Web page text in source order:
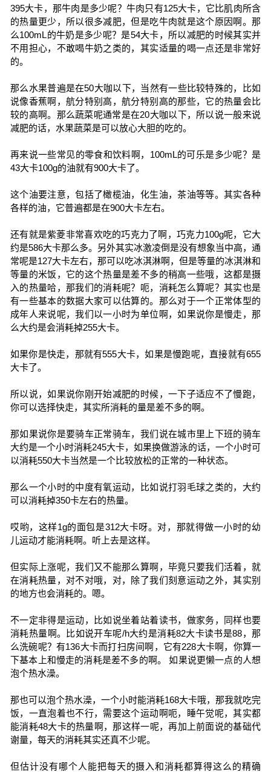
395大卡，那牛肉是多少呢？牛肉只有125大卡，它比肌肉所含
的热量更少，所以很多减肥，但是吃牛肉就是这个原因啊。那
么100mL的牛奶是多少呢？是54大卡，所以减肥的时候其实并
不用担心，不敢喝牛奶之类的，其实适量的喝一点还是非常好
的。
那么水果普遍是在50大咖以下，当然有一些比较特殊的，比如
说像香蕉啊，航分特别高，航分特别高的那些，它的热量会比
较的高啊。那么蔬菜呢通常是在20大咖以下，所以说一般来说
减肥的话，水果蔬菜是可以放心大胆的吃的。
再来说一些常见的零食和饮料啊，100mL的可乐是多少呢？是
43大卡100g的油就有900大卡了。
这个油要注意，包括了橄榄油，化生油，茶油等等。其实各种
各样的油，它普遍都是在900大卡左右。
还有就是紫菱非常喜欢吃的巧克力了啊，巧克力100g呢，它大
约是586大卡那么多。另外其实冰激凌倒是没有想象当中高，通
常呢是127大卡左右，那可以吃冰淇淋啊，但是等量的冰淇淋和
等量的米饭，它的这个热量是差不多的稍高一些哦，这都是摄
入的热量哈，那我们的消耗呢？呃，消耗怎么算呢？其实也是
有一些基本的数据大家可以估算的。那么对于一个正常体型的
成年人来说呢，我们以一小时为单位啊，如果说你是慢走，那
么大约是会消耗掉255大卡。
如果你是快走，那就有555大卡，如果是慢跑呢，直接就有655
大卡了。
所以说，如果说你刚开始减肥的时候，一下子适应不了慢跑，
你可以选择快走，其实所消耗的量是差不多的啊。
那如果说你是要骑车正常骑车，我们说在城市里上下班的骑车
大约是一个小时消耗245大卡，如果换做游泳的话，一个小时可
以消耗550大卡当然是一个比较放松的正常的一种状态。
那么一个小时的中度有氧运动，比如说打羽毛球之类的，大约
可以消耗掉350卡左右的热量。
哎哟，这样1g的面包是312大卡呀。对，那就得做一小时的幼
儿运动才能消耗啊。听上去是这样。
但实际上涨呢，我们又不能那么算啊，毕竟只要我们活着，就
在消耗热量，对不对哦，对，除了我们刻意运动之外，其实别
的地方也会消耗的。嗯。
不一定非得是运动，比如说坐着站着读书，做家务，同样也要
消耗热量啊。比如说开车呢/h大约是消耗82大卡读书是88，那
么洗碗呢？有136大卡而打扫房间啊，它有228大卡啊，你算一
下基本上和慢走的消耗是差不多的啊。 如果说更懒一点的人想
泡个热水澡。
那也可以泡个热水澡，一个小时能消耗168大卡哦，那我就吃完
饭，一直泡着也不行，需要这个运动啊呃，睡午觉呢，其实都
能消耗48大卡的热量啊，那这样一呢，再加上前面说的基础代
谢量，每天的消耗其实还真不少呢。
但估计没有哪个人能把每天的摄入和消耗都算得这么的精确